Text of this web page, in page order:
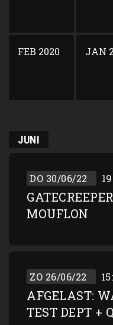
FEB 2020 JAN
JUNI
DO 30/06/22
MOUFLON
ZO 26/06/22
AFGELAST:
TEST DEPT +